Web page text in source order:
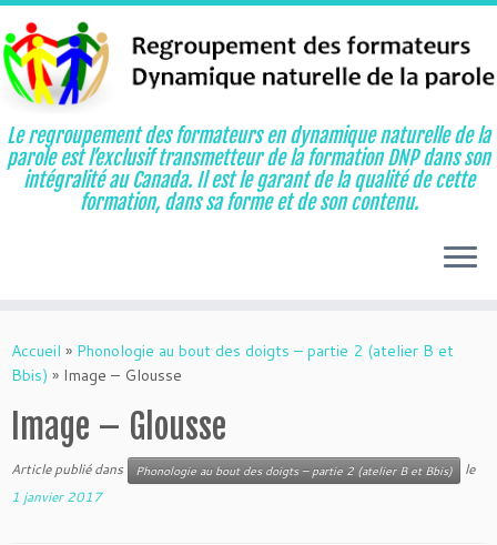
au
contenu
Le regroupement des formateurs en dynamique naturelle de la
parole est l’exclusif transmetteur de la formation DNP dans son
intégralité au Canada. Il est le garant de la qualité de cette
formation, dans sa forme et de son contenu.
Accueil » Phonologie au bout des doigts – partie 2 (atelier B et
Bbis) » Image – Glousse
Image – Glousse
Article publié dans Phonologie au bout des doigts – partie 2 (atelier B et Bbis)
le
1 janvier 2017